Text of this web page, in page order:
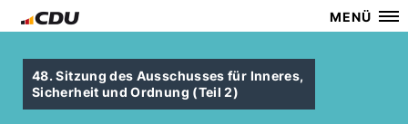
MENÜ
48. Sitzung des Ausschusses für Inneres,
Sicherheit und Ordnung (Teil 2)